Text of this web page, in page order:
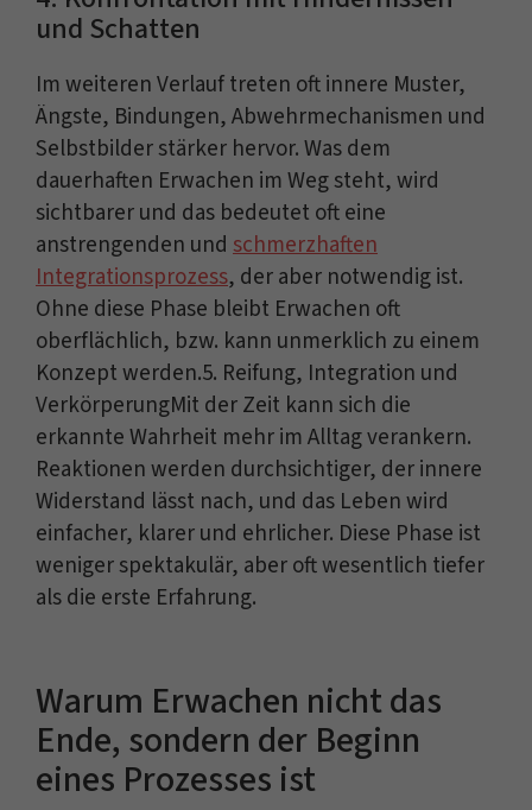
und Schatten
Im weiteren Verlauf treten oft innere Muster,
Ängste, Bindungen, Abwehrmechanismen und
Selbstbilder stärker hervor. Was dem
dauerhaften Erwachen im Weg steht, wird
sichtbarer und das bedeutet oft eine
anstrengenden und schmerzhaften
Integrationsprozess, der aber notwendig ist.
Ohne diese Phase bleibt Erwachen oft
oberflächlich, bzw. kann unmerklich zu einem
Konzept werden.5. Reifung, Integration und
VerkörperungMit der Zeit kann sich die
erkannte Wahrheit mehr im Alltag verankern.
Reaktionen werden durchsichtiger, der innere
Widerstand lässt nach, und das Leben wird
einfacher, klarer und ehrlicher. Diese Phase ist
weniger spektakulär, aber oft wesentlich tiefer
als die erste Erfahrung.
Warum Erwachen nicht das
Ende, sondern der Beginn
eines Prozesses ist